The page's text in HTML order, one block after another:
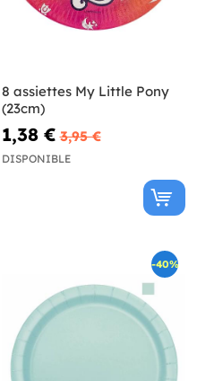
8 assiettes My Little Pony
(23cm)
1,38 € 3,95 €
DISPONIBLE
-40%